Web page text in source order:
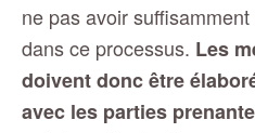
ne pas avoir
dans ce processus. Les
doivent donc être
avec les parties